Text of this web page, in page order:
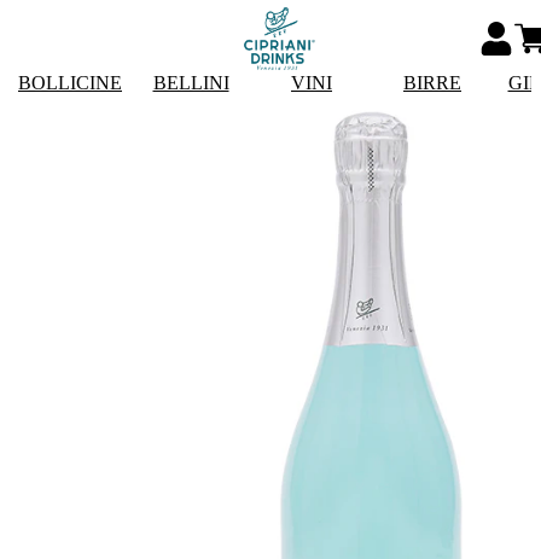
BOLLICINE BELLINI VINI BIRRE